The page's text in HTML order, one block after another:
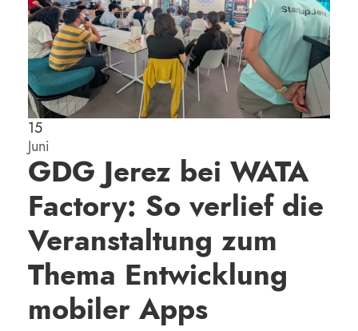
15
Juni
GDG Jerez bei WATA
Factory: So verlief die
Veranstaltung zum
Thema Entwicklung
mobiler Apps